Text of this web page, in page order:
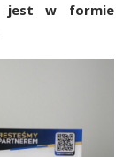
jest w formie